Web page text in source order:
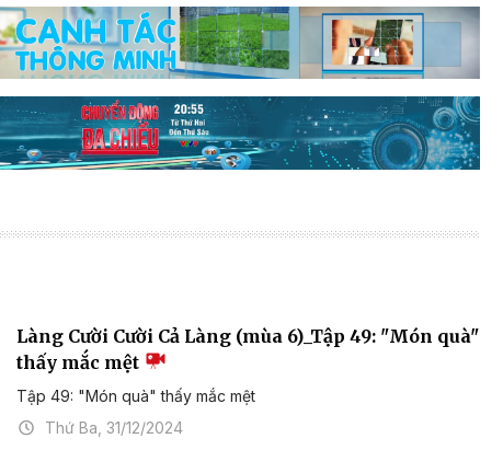
Làng Cười Cười Cả Làng (mùa 6)_Tập 49: "Món quà"
thấy mắc mệt
Tập 49: "Món quà" thấy mắc mệt
Thứ Ba, 31/12/2024